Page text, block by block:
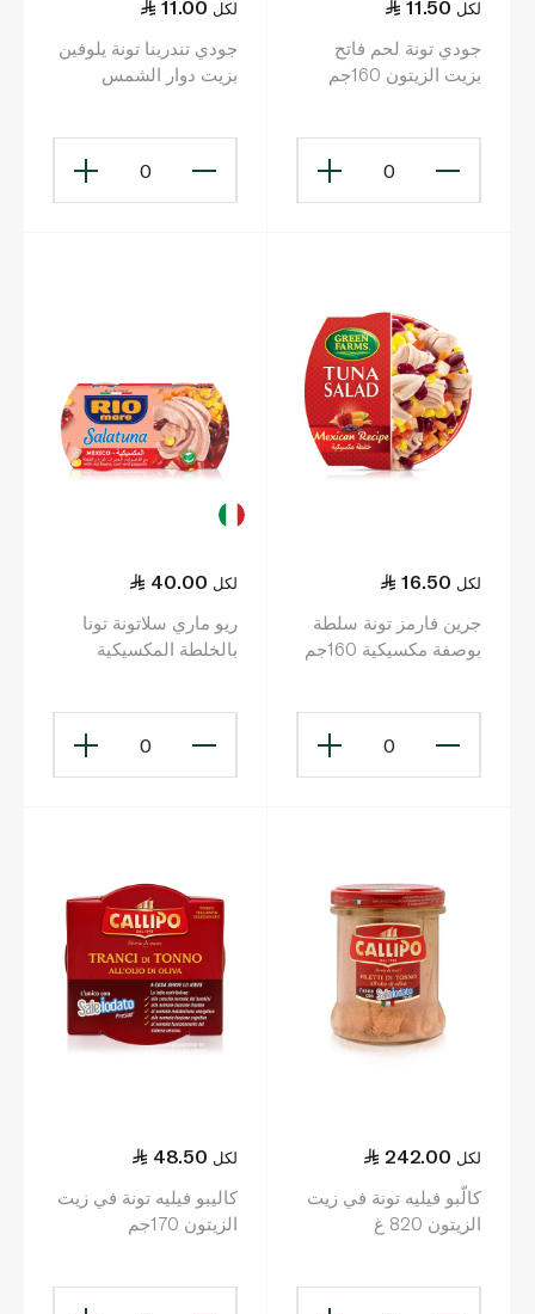
11.50 لكل
جودي تونة لحم فاتح
بزيت الزيتون 160جم
0
11.00 لكل
جودي تندرينا تونة يلوفين
بزيت دوار الشمس
0
16.50 لكل
جرين فارمز تونة سلطة
بوصفة مكسيكية 160جم
0
40.00 لكل
ريو ماري سلاتونة تونا
بالخلطة المكسيكية
0
242.00 لكل
كالّبو فيليه تونة في زيت
الزيتون 820 غ
48.50 لكل
كاليبو فيليه تونة في زيت
الزيتون 170جم